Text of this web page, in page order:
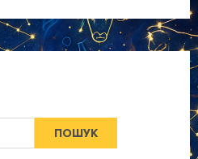
ПОШУК